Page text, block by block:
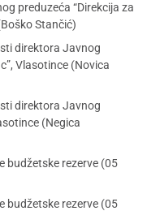
preduzeća “Direkcija za
Stančić)
direktora Javnog
Vlasotince (Novica
direktora Javnog
(Negica
budžetske rezerve (05
budžetske rezerve (05